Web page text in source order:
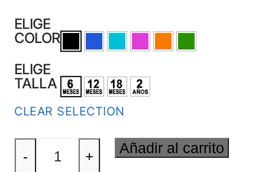
ELIGE
COLOR
ELIGE
TALLA
CLEAR SELECTION
BOTIJO
CORAZÓN
- +
Añadir al carrito